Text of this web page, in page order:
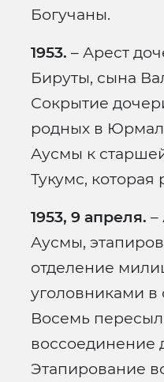
Богучаны.
1953. – Арест
Бируты, сына
Сокрытие
родных в
Аусмы к
Тукумс, которая
1953, 9 апреля. –
Аусмы,
отделение
уголовниками в
Восемь
воссоединение
Этапирование